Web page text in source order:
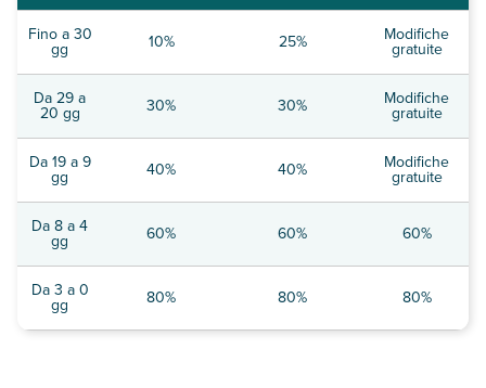
Fino a 30
gg 10% 25% Modifiche
gratuite
Da 29 a
20 gg 30% 30% Modifiche
gratuite
Da 19 a 9
gg 40% 40% Modifiche
gratuite
Da 8 a 4
gg 60% 60% 60%
Da 3 a 0
gg 80% 80% 80%